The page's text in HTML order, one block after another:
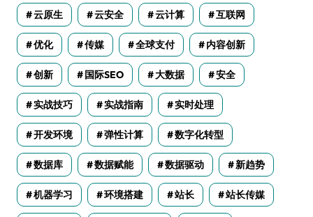
云原生 云安全 云计算 互联网
优化 传媒 全球支付 内容创新
创新 国际SEO 大数据 安全
实战技巧 实战指南 实时处理
开发环境 弹性计算 数字化转型
数据库 数据赋能 数据驱动 新趋势
机器学习 环境搭建 站长 站长传媒